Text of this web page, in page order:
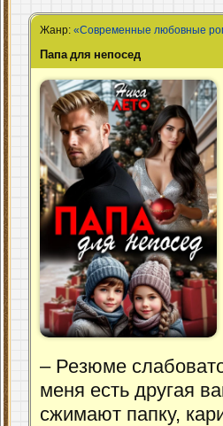
Жанр:«Современные любовные
Папа для непосед
– Резюме
меня есть другая
сжимают папку,